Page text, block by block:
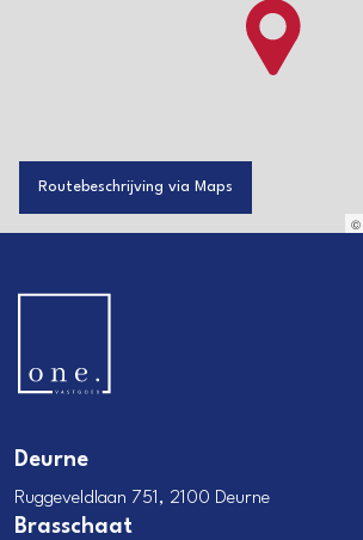
©
Routebeschrijving via Maps
Deurne
Ruggeveldlaan 751, 2100 Deurne
Brasschaat